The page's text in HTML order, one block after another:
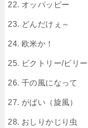
オッパッピー
どんだけぇ～
欧米か！
ビクトリー/ビリ
千の風になって
がばい（旋風）
おしりかじり虫